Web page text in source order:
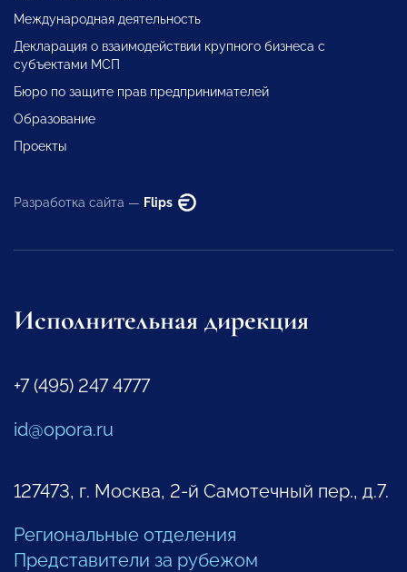
Международная деятельность
Декларация о взаимодействии крупного бизнеса с
субъектами МСП
Бюро по защите прав предпринимателей
Образование
Проекты
Разработка сайта — Flips
Исполнительная дирекция
+7 (495) 247 4777
id@opora.ru
127473, г. Москва, 2-й Самотечный пер., д.7.
Региональные отделения
Представители за рубежом